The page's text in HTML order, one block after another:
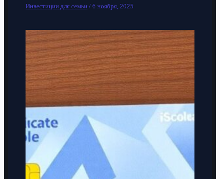
Инвестиции для семьи /6 ноября, 2025